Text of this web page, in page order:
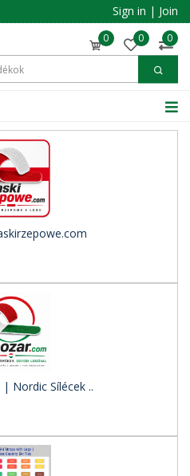
Sign in | Join
0 0 0
Nordic Sílécek ..